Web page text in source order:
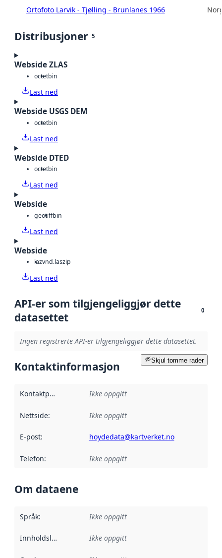
Ortofoto Larvik - Tjølling - Brunlanes 1966
Distribusjoner 5
Webside ZLAS
octetbin
Last ned
Webside USGS DEM
octetbin
Last ned
Webside DTED
octetbin
Last ned
Webside
geotiffbin
Last ned
Webside
lazvnd.laszip
Last ned
API-er som tilgjengeliggjør dette
datasettet
0
Ingen registrerte API-er tilgjengeliggjør dette datasettet.
Skjul tomme rader
Kontaktinformasjon
Kontaktpunkt Ikke oppgitt
Nettside: Ikke oppgitt
E-post: hoydedata@kartverket.no
Telefon: Ikke oppgitt
Om dataene
Språk: Ikke oppgitt
Innholdsleverandører :
Ikke oppgitt